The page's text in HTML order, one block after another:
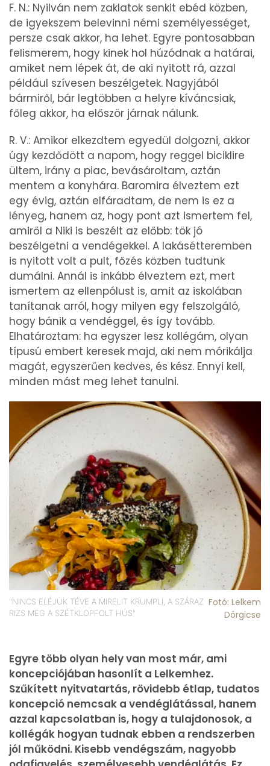
F. N.: Nyilván nem zaklatok senkit ebéd közben,
de igyekszem belevinni némi személyességet,
persze csak akkor, ha lehet. Egyre pontosabban
felismerem, hogy kinek hol húzódnak a határai,
amiket nem lépek át, de aki nyitott rá, azzal
például szívesen beszélgetek. Nagyjából
bármiről, bár legtöbben a helyre kíváncsiak,
főleg akkor, ha először járnak nálunk.
R. V.: Amikor elkezdtem egyedül dolgozni, akkor
úgy kezdődött a napom, hogy reggel biciklire
ültem, irány a piac, bevásároltam, aztán
mentem a konyhára. Baromira élveztem ezt
egy évig, aztán elfáradtam, de nem is ez a
lényeg, hanem az, hogy pont azt ismertem fel,
amiről a Niki is beszélt az előbb: tök jó
beszélgetni a vendégekkel. A lakásétteremben
is nyitott volt a pult, főzés közben tudtunk
dumálni. Annál is inkább élveztem ezt, mert
ismertem az ellenpólust is, amit az iskolában
tanítanak arról, hogy milyen egy felszolgáló,
hogy bánik a vendéggel, és így tovább.
Elhatároztam: ha egyszer lesz kollégám, olyan
típusú embert keresek majd, aki nem mórikálja
magát, egyszerűen kedves, és kész. Ennyi kell,
minden mást meg lehet tanulni.
"NINCS ELÉJÜK TÉVE A MIRELIT KRUMPLI, A SZÁRAZ
RIZS MEG A SZÉTKLOPFOLT HÚS"
Fotó: Lelkem
Dörgicse
Egyre több olyan hely van most már, ami
koncepciójában hasonlít a Lelkemhez.
Szűkített nyitvatartás, rövidebb étlap, tudatos
koncepció nemcsak a vendéglátással, hanem
azzal kapcsolatban is, hogy a tulajdonosok, a
kollégák hogyan tudnak ebben a rendszerben
jól működni. Kisebb vendégszám, nagyobb